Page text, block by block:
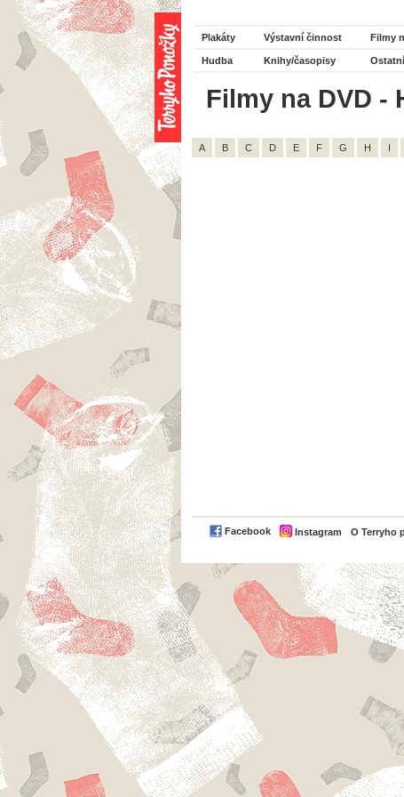
Plakáty Výstavní činnost Filmy
Hudba Knihy/časopisy
Filmy na DVD -
A B C D E F G H I
Facebook Instagram O Terryho